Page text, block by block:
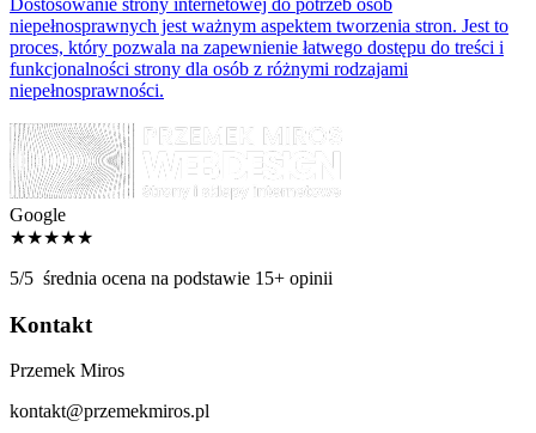
niepełnosprawnych jest ważnym aspektem tworzenia stron. Jest to
proces, który pozwala na zapewnienie łatwego dostępu do treści i
funkcjonalności strony dla osób z różnymi rodzajami
niepełnosprawności.
Google
★★★★★
5/5 średnia ocena na podstawie 15+ opinii
Kontakt
Przemek Miros
kontakt@przemekmiros.pl